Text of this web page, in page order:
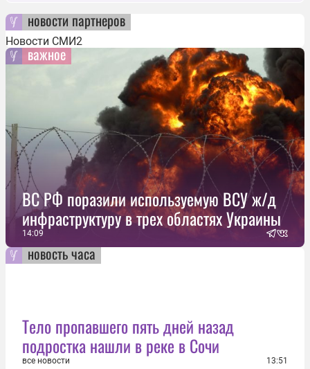
новости партнеров
Новости СМИ2
важное
ВС РФ поразили используемую ВСУ ж/д
инфраструктуру в трех областях Украины
14:09
новость часа
Тело пропавшего пять дней назад
подростка нашли в реке в Сочи
все новости 13:51